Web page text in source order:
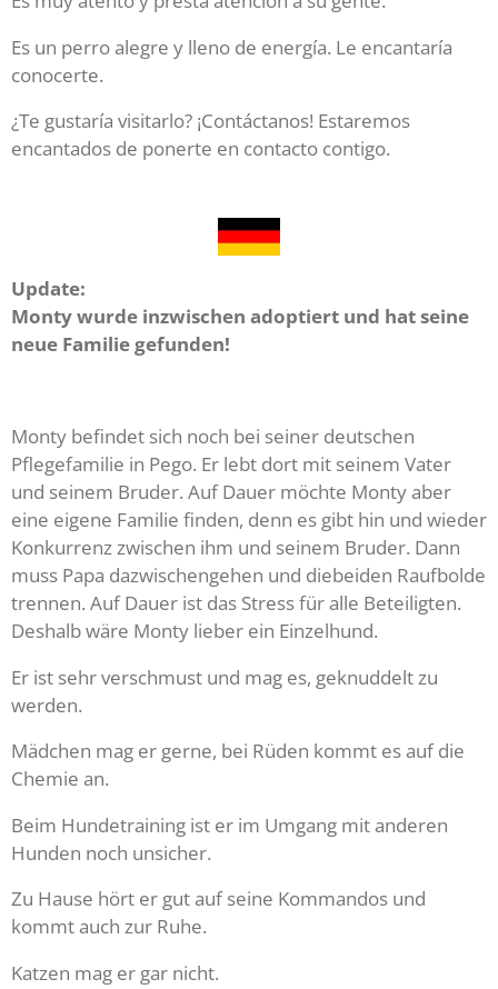
Es un perro alegre y lleno de energía. Le encantaría
conocerte.
¿Te gustaría visitarlo? ¡Contáctanos! Estaremos
encantados de ponerte en contacto contigo.
Update:
Monty wurde inzwischen adoptiert und hat seine
neue Familie gefunden!
Monty befindet sich noch bei seiner deutschen
Pflegefamilie in Pego. Er lebt dort mit seinem Vater
und seinem Bruder. Auf Dauer möchte Monty aber
eine eigene Familie finden, denn es gibt hin und wieder
Konkurrenz zwischen ihm und seinem Bruder. Dann
muss Papa dazwischengehen und diebeiden Raufbolde
trennen. Auf Dauer ist das Stress für alle Beteiligten.
Deshalb wäre Monty lieber ein Einzelhund.
Er ist sehr verschmust und mag es, geknuddelt zu
werden.
Mädchen mag er gerne, bei Rüden kommt es auf die
Chemie an.
Beim Hundetraining ist er im Umgang mit anderen
Hunden noch unsicher.
Zu Hause hört er gut auf seine Kommandos und
kommt auch zur Ruhe.
Katzen mag er gar nicht.